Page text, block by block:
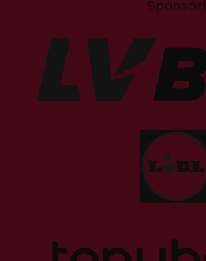
Sponsori